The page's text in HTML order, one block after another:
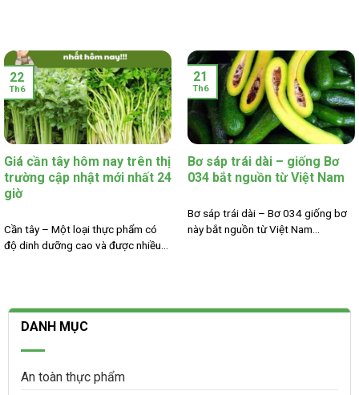
Giá cần tây hôm nay trên thị
trường cập nhật mới nhất 24
giờ
Cần tây – Một loại thực phẩm có
độ dinh dưỡng cao và được nhiều...
22
Th6
Bơ sáp trái dài – giống Bơ
034 bắt nguồn từ Việt Nam
Bơ sáp trái dài – Bơ 034 giống bơ
này bắt nguồn từ Việt Nam...
21
Th6
DANH MỤC
An toàn thực phẩm